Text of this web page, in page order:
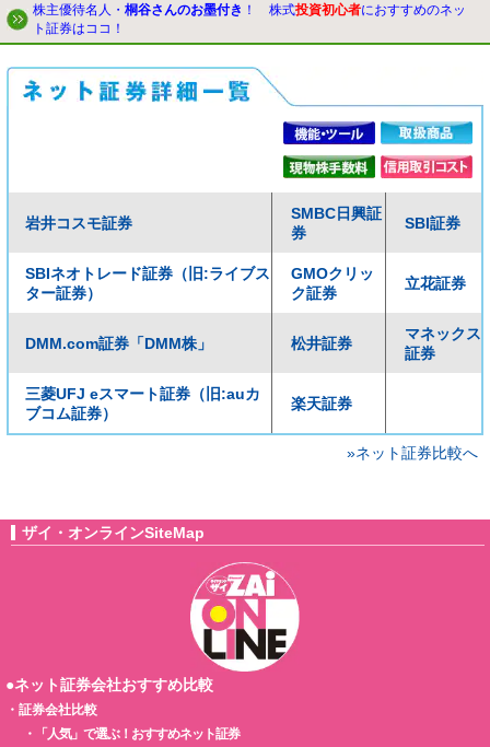
株主優待名人・ 桐谷さんのお墨付き ！ 株式投資初心者におすすめのネッ
ト証券はココ！
岩井コスモ証券
SMBC日興証
券
SBI証券
SBIネオトレード証券（旧:ライブス
ター証券）
GMOクリッ
ク証券
立花証券
DMM.com証券「DMM株」 松井証券
マネックス
証券
三菱UFJ eスマート証券（旧:auカ
ブコム証券）
楽天証券
»ネット証券比較へ
ザイ・オンラインSiteMap
●ネット証券会社おすすめ比較
・ 証券会社比較
・
「人気」で選ぶ！おすすめネット証券